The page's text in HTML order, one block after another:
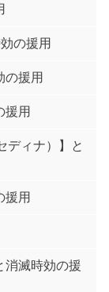
の援用
の援用
援用
ディナ）】と
援用
消滅時効の援